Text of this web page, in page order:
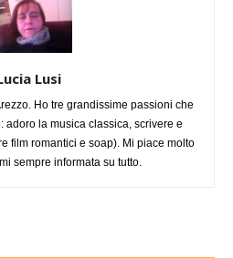
Lusi
Ho tre grandissime passioni che
adoro la musica classica, scrivere e
film romantici e soap). Mi piace molto
sempre informata su tutto.